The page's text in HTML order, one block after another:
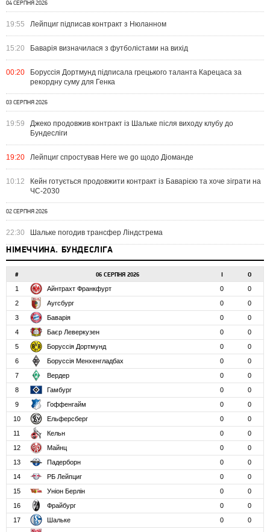
04 СЕРПНЯ 2026
19:55 Лейпциг підписав контракт з Нюланном
15:20 Баварія визначилася з футболістами на вихід
00:20
Боруссія Дортмунд підписала грецького таланта Карецаса за
рекордну суму для Генка
03 СЕРПНЯ 2026
19:59
Джеко продовжив контракт із Шальке після виходу клубу до
Бундесліги
19:20 Лейпциг спростував Here we go щодо Діоманде
10:12
Кейн готується продовжити контракт із Баварією та хоче зіграти на
ЧС-2030
02 СЕРПНЯ 2026
22:30 Шальке погодив трансфер Ліндстрема
НІМЕЧЧИНА. БУНДЕСЛІГА
# 06 СЕРПНЯ 2026 І О
1 Айнтрахт Франкфурт 0
0
2
Аугсбург 0
0
3
Баварія 0
0
4
Баєр Леверкузен 0
0
5
Боруссія Дортмунд 0
0
6
Боруссія Менхенгладбах 0
0
7
Вердер 0
0
8
Гамбург 0
0
9
Гоффенгайм 0
0
10
Ельферсберг 0
0
11
Кельн 0
0
12
Майнц 0
0
13
Падерборн 0
0
14
РБ Лейпциг 0
0
15
Уніон Берлін 0
0
16
Фрайбург 0
0
17
Шальке 0
0